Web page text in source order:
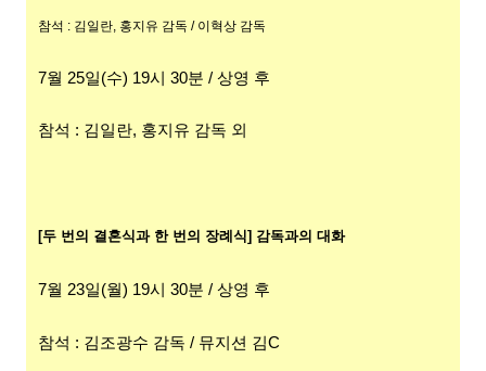
참석 : 김일란, 홍지유 감독 / 이혁상 감독
7월 25일(수) 19시 30분 / 상영 후
참석 : 김일란, 홍지유 감독 외
[두 번의 결혼식과 한 번의 장례식] 감독과의 대화
7월 23일(월) 19시 30분 / 상영 후
참석 : 김조광수 감독 / 뮤지션 김C